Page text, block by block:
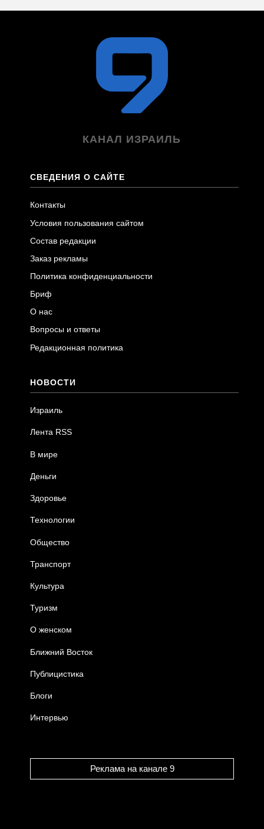
КАНАЛ ИЗРАИЛЬ
СВЕДЕНИЯ О САЙТЕ
Контакты
Условия пользования сайтом
Состав редакции
Заказ рекламы
Политика конфиденциальности
Бриф
О нас
Вопросы и ответы
Редакционная политика
НОВОСТИ
Израиль
Лента RSS
В мире
Деньги
Здоровье
Технологии
Общество
Транспорт
Культура
Туризм
О женском
Ближний Восток
Публицистика
Блоги
Интервью
Реклама на канале 9